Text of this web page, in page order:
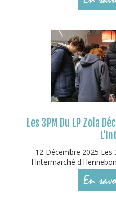
Les 3PM Du LP Zola
12 Décembre 2025
l'Intermarché
En